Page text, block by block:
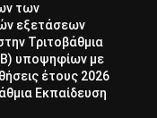
των
εξετάσεων
Τριτοβάθμια
Β) υποψηφίων με
έτους 2026
Εκπαίδευση